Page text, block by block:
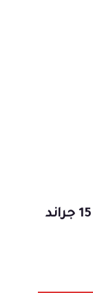
طقم ترولي شخصيات مقاس 15 جراند